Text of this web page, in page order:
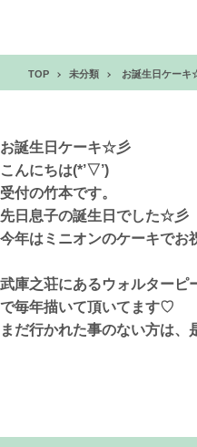
TOP 未分類 お誕生日ケー
お誕生日ケーキ☆彡
こんにちは(*’▽’)
受付の竹本です。
先日息子の誕生日でした☆彡
今年はミニオンのケーキで
武庫之荘にあるウォルターピ
で毎年描いて頂いてます♡
まだ行かれた事のない方は